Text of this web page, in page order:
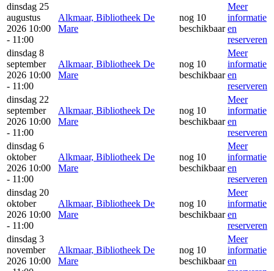
dinsdag 25
augustus
2026 10:00
- 11:00
Alkmaar, Bibliotheek De
Mare
nog 10
beschikbaar
Meer
informatie
en
reserveren
dinsdag 8
september
2026 10:00
- 11:00
Alkmaar, Bibliotheek De
Mare
nog 10
beschikbaar
Meer
informatie
en
reserveren
dinsdag 22
september
2026 10:00
- 11:00
Alkmaar, Bibliotheek De
Mare
nog 10
beschikbaar
Meer
informatie
en
reserveren
dinsdag 6
oktober
2026 10:00
- 11:00
Alkmaar, Bibliotheek De
Mare
nog 10
beschikbaar
Meer
informatie
en
reserveren
dinsdag 20
oktober
2026 10:00
- 11:00
Alkmaar, Bibliotheek De
Mare
nog 10
beschikbaar
Meer
informatie
en
reserveren
dinsdag 3
november
2026 10:00
Alkmaar, Bibliotheek De
Mare
nog 10
beschikbaar
Meer
informatie
en